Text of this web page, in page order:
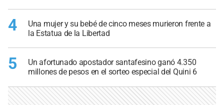
4
Una mujer y su bebé de cinco meses murieron frente a
la Estatua de la Libertad
5
Un afortunado apostador santafesino ganó 4.350
millones de pesos en el sorteo especial del Quini 6